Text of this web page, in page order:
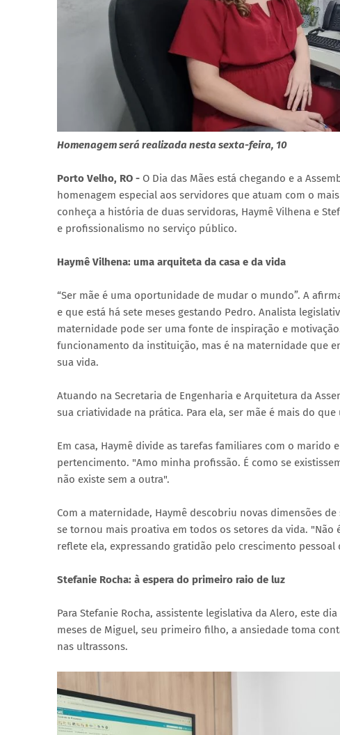
Homenagem será realizada nesta sexta-feira, 10
Porto Velho, RO - O Dia das Mães está chegando e a
homenagem especial aos servidores que atuam com o
conheça a história de duas servidoras, Haymê Vilhena e
e profissionalismo no serviço público.
Haymê Vilhena: uma arquiteta da casa e da vida
“Ser mãe é uma oportunidade de mudar o mundo”. A
e que está há sete meses gestando Pedro. Analista
maternidade pode ser uma fonte de inspiração e
funcionamento da instituição, mas é na maternidade que
sua vida.
Atuando na Secretaria de Engenharia e Arquitetura da
sua criatividade na prática. Para ela, ser mãe é mais do
Em casa, Haymê divide as tarefas familiares com o
pertencimento. "Amo minha profissão. É como se
não existe sem a outra".
Com a maternidade, Haymê descobriu novas dimensões
se tornou mais proativa em todos os setores da vida.
reflete ela, expressando gratidão pelo crescimento
Stefanie Rocha: à espera do primeiro raio de luz
Para Stefanie Rocha, assistente legislativa da Alero, este
meses de Miguel, seu primeiro filho, a ansiedade toma
nas ultrassons.